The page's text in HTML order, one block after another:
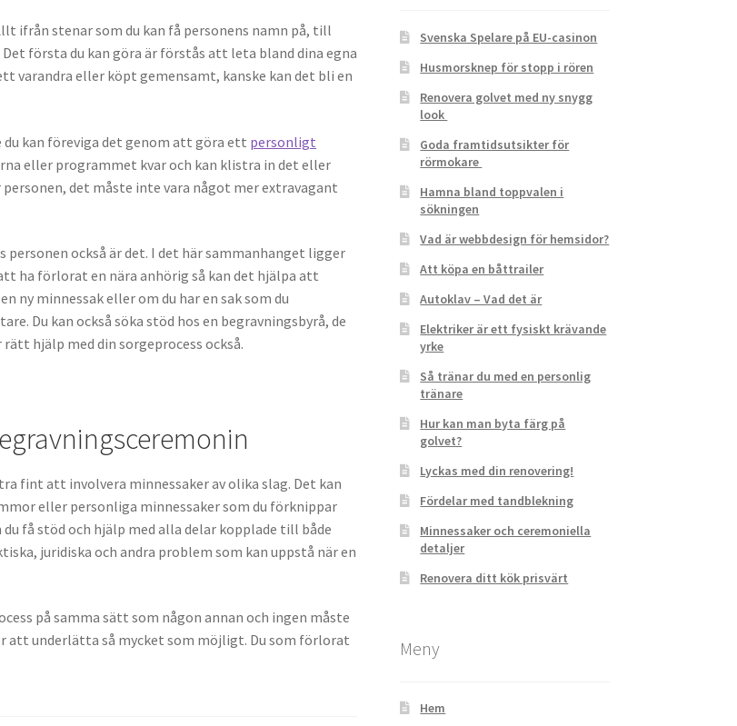
ifrån stenar som du kan få personens namn på, till
första du kan göra är förstås att leta bland dina egna
varandra eller köpt gemensamt, kanske kan det bli en
kan föreviga det genom att göra ett personligt
eller programmet kvar och kan klistra in det eller
det måste inte vara något mer extravagant
också är det. I det här sammanhanget ligger
ha förlorat en nära anhörig så kan det hjälpa att
ny minnessak eller om du har en sak som du
Du kan också söka stöd hos en begravningsbyrå, de
hjälp med din sorgeprocess också.
fint att involvera minnessaker av olika slag. Det kan
eller personliga minnessaker som du förknippar
få stöd och hjälp med alla delar kopplade till både
juridiska och andra problem som kan uppstå när en
på samma sätt som någon annan och ingen måste
att underlätta så mycket som möjligt. Du som förlorat
Svenska Spelare på EU-casinon
Husmorsknep för stopp i rören
Renovera golvet med ny snygg
look
Goda framtidsutsikter för
rörmokare
Hamna bland toppvalen i
sökningen
Vad är webbdesign för hemsidor?
Att köpa en båttrailer
Autoklav – Vad det är
Elektriker är ett fysiskt krävande
yrke
Så tränar du med en personlig
tränare
Hur kan man byta färg på
golvet?
Lyckas med din renovering!
Fördelar med tandblekning
Minnessaker och ceremoniella
detaljer
Renovera ditt kök prisvärt
Meny
Hem